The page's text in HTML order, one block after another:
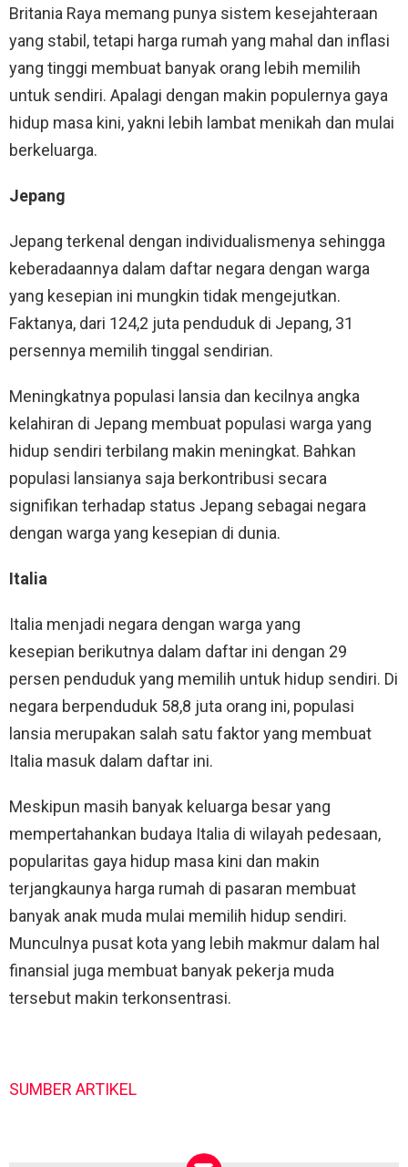
Britania Raya memang punya sistem kesejahteraan
yang stabil, tetapi harga rumah yang mahal dan inflasi
yang tinggi membuat banyak orang lebih memilih
untuk sendiri. Apalagi dengan makin populernya gaya
hidup masa kini, yakni lebih lambat menikah dan mulai
berkeluarga.
Jepang
Jepang terkenal dengan individualismenya sehingga
keberadaannya dalam daftar negara dengan warga
yang kesepian ini mungkin tidak mengejutkan.
Faktanya, dari 124,2 juta penduduk di Jepang, 31
persennya memilih tinggal sendirian.
Meningkatnya populasi lansia dan kecilnya angka
kelahiran di Jepang membuat populasi warga yang
hidup sendiri terbilang makin meningkat. Bahkan
populasi lansianya saja berkontribusi secara
signifikan terhadap status Jepang sebagai negara
dengan warga yang kesepian di dunia.
Italia
Italia menjadi negara dengan warga yang
kesepian berikutnya dalam daftar ini dengan 29
persen penduduk yang memilih untuk hidup sendiri. Di
negara berpenduduk 58,8 juta orang ini, populasi
lansia merupakan salah satu faktor yang membuat
Italia masuk dalam daftar ini.
Meskipun masih banyak keluarga besar yang
mempertahankan budaya Italia di wilayah pedesaan,
popularitas gaya hidup masa kini dan makin
terjangkaunya harga rumah di pasaran membuat
banyak anak muda mulai memilih hidup sendiri.
Munculnya pusat kota yang lebih makmur dalam hal
finansial juga membuat banyak pekerja muda
tersebut makin terkonsentrasi.
SUMBER ARTIKEL